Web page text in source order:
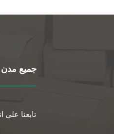
جميع مدن
تابعنا على